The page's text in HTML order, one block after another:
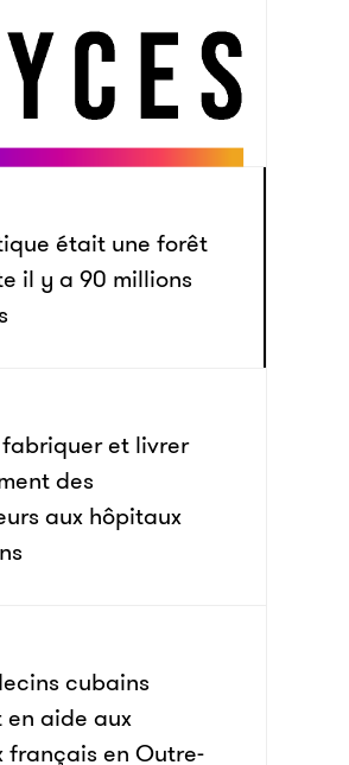
était une forêt
il y a 90 millions
fabriquer et livrer
des
aux hôpitaux
cubains
en aide aux
français en Outre-